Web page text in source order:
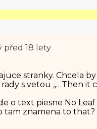
před 18 lety
stranky. Chcela by
s vetou „…Then it
o text piesne No Leaf
tam znamena to that?